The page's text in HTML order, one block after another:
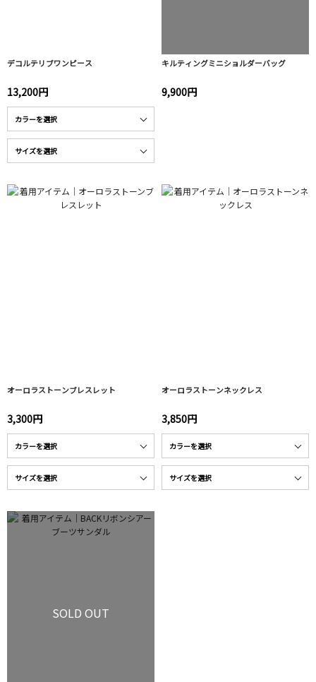
デコルテリブワンピース
13,200円
キルティングミニショルダーバッグ
9,900円
オーロラストーンブレスレット
3,300円
オーロラストーンネックレス
3,850円
SOLD OUT